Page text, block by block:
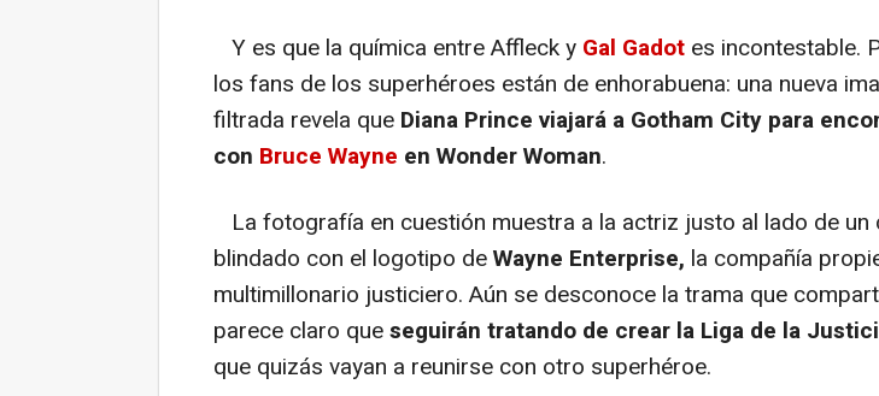
Y es que la química entre Affleck y Gal Gadot es incontestable.
los fans de los superhéroes están de enhorabuena: una nueva
filtrada revela que Diana Prince viajará a Gotham City para
con Bruce Wayne en Wonder Woman.
La fotografía en cuestión muestra a la actriz justo al lado de un
blindado con el logotipo deWayne Enterprise, la compañía
multimillonario justiciero. Aún se desconoce la trama que
parece claro queseguirán tratando de crear la Liga de la
que quizás vayan a reunirse con otro superhéroe.